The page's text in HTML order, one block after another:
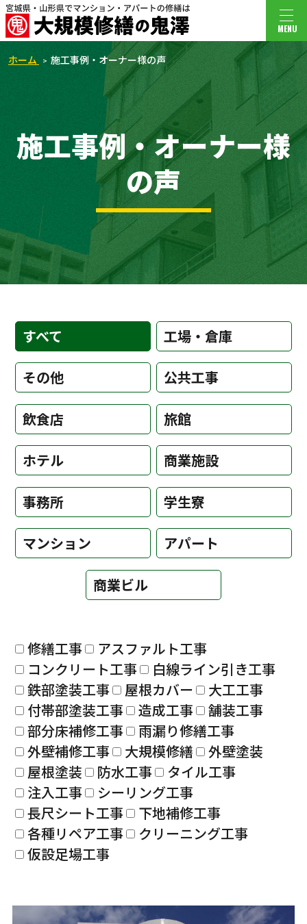
MENU
ホーム 施工事例・オーナー様の声
施工事例・オーナー様
の声
すべて 工場・倉庫
その他 公共工事
飲食店 旅館
ホテル 商業施設
事務所 学生寮
マンション アパート
商業ビル
修繕工事
アスファルト工事
コンクリート工事
白線ライン引き工事
鉄部塗装工事
屋根カバー
大工工事
付帯部塗装工事
造成工事
舗装工事
部分床補修工事
雨漏り修繕工事
外壁補修工事
大規模修繕
外壁塗装
屋根塗装
防水工事
タイル工事
注入工事
シーリング工事
長尺シート工事
下地補修工事
各種リペア工事
クリーニング工事
仮設足場工事